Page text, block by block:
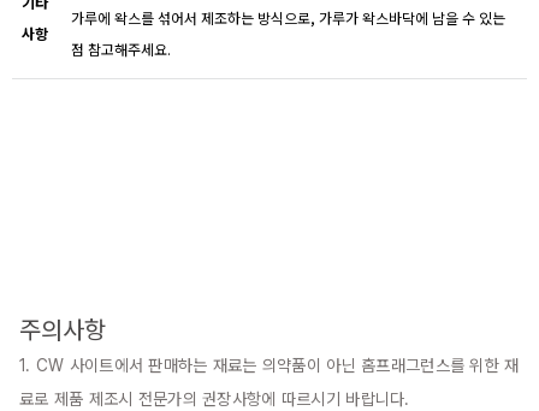
사항
가루에 왁스를 섞어서 제조하는 방식으로, 가루가 왁스바닥에 남을 수 있는
점 참고해주세요.
주의사항
1. CW 사이트에서 판매하는 재료는 의약품이 아닌 홈프래그런스를 위한 재
료로 제품 제조시 전문가의 권장사항에 따르시기 바랍니다.